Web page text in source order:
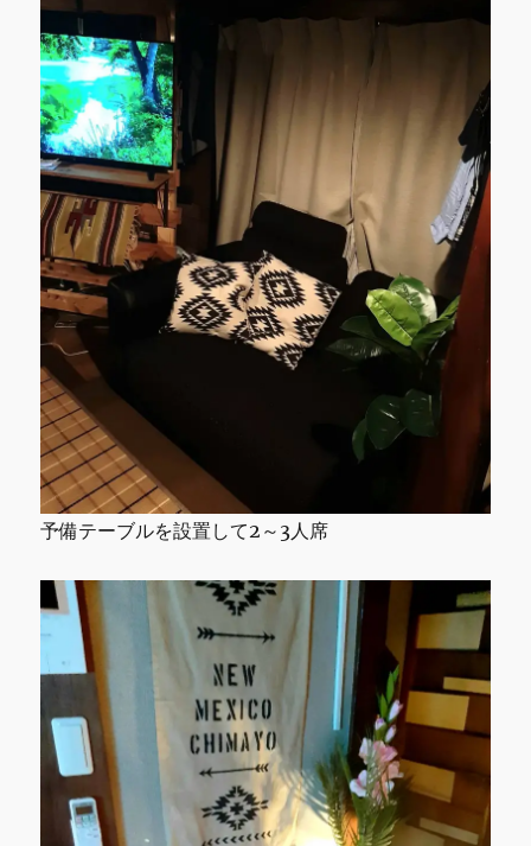
予備テーブルを設置して2～3人席